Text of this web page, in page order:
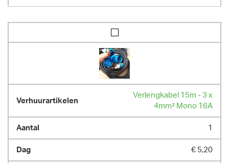
Verlengkabel 15m - 3 x
4mm² Mono 16A
1
€ 5,20